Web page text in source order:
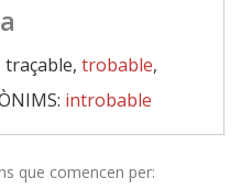
trobable,
introbable
que comencen per: